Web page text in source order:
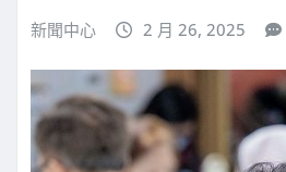
新聞中心 2 月 26, 2025